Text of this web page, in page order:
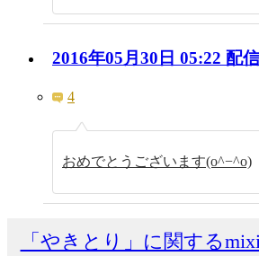
2016年05月30日 05:22 配
4
おめでとうございます(o^−^o)
「やきとり」に関する